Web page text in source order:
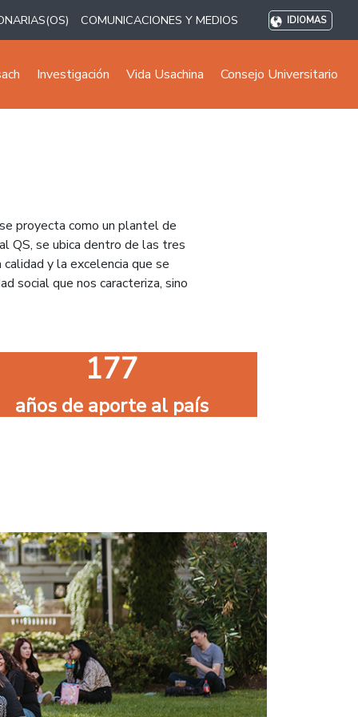
COMUNICACIONES Y MEDIOS IDIOMAS
Investigación Vida Usachina Consejo Universitario
proyecta como un plantel de
QS, se ubica dentro de las tres
y la excelencia que se
social que nos caracteriza, sino
177
años de aporte al país